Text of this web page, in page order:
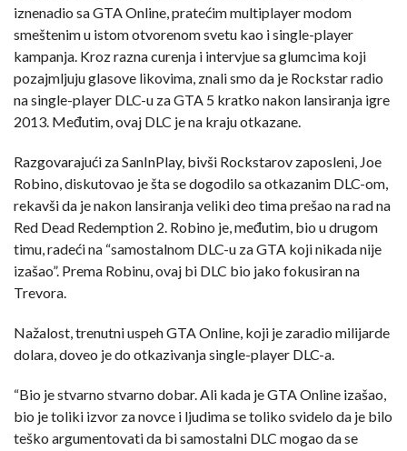
iznenadio sa GTA Online, pratećim multiplayer modom
smeštenim u istom otvorenom svetu kao i single-player
kampanja. Kroz razna curenja i intervjue sa glumcima koji
pozajmljuju glasove likovima, znali smo da je Rockstar radio
na single-player DLC-u za GTA 5 kratko nakon lansiranja igre
2013. Međutim, ovaj DLC je na kraju otkazane.
Razgovarajući za SanInPlay, bivši Rockstarov zaposleni, Joe
Robino, diskutovao je šta se dogodilo sa otkazanim DLC-om,
rekavši da je nakon lansiranja veliki deo tima prešao na rad na
Red Dead Redemption 2. Robino je, međutim, bio u drugom
timu, radeći na “samostalnom DLC-u za GTA koji nikada nije
izašao”. Prema Robinu, ovaj bi DLC bio jako fokusiran na
Trevora.
Nažalost, trenutni uspeh GTA Online, koji je zaradio milijarde
dolara, doveo je do otkazivanja single-player DLC-a.
“Bio je stvarno stvarno dobar. Ali kada je GTA Online izašao,
bio je toliki izvor za novce i ljudima se toliko svidelo da je bilo
teško argumentovati da bi samostalni DLC mogao da se